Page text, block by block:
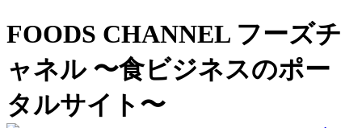
FOODS CHANNEL フーズチ
ャネル 〜食ビジネスのポー
タルサイト〜